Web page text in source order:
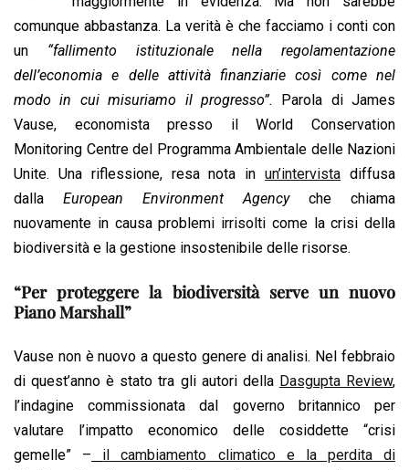
o
o
k
A
p
d
I
n
d
s
i
n
k
comunque abbastanza. La verità è che facciamo i conti con
un “fallimento istituzionale nella regolamentazione
dell’economia e delle attività finanziarie così come nel
modo in cui misuriamo il progresso”. Parola di James
Vause, economista presso il World Conservation
Monitoring Centre del Programma Ambientale delle Nazioni
Unite. Una riflessione, resa nota inun’intervista diffusa
dalla European Environment Agencyche chiama
nuovamente in causa problemi irrisolti come la crisi della
biodiversità e la gestione insostenibile delle risorse.
“Per proteggere la biodiversità serve un nuovo
Piano Marshall”
Vause non è nuovo a questo genere di analisi. Nel febbraio
di quest’anno è stato tra gli autori della Dasgupta Review,
l’indagine commissionata dal governo britannico per
valutare l’impatto economico delle cosiddette “crisi
gemelle” –
il cambiamento climatico e la perdita di